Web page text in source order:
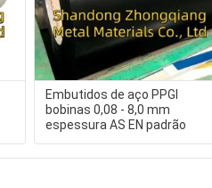
Embutidos de aço PPGI
bobinas 0,08 - 8,0 mm
espessura AS EN padrão